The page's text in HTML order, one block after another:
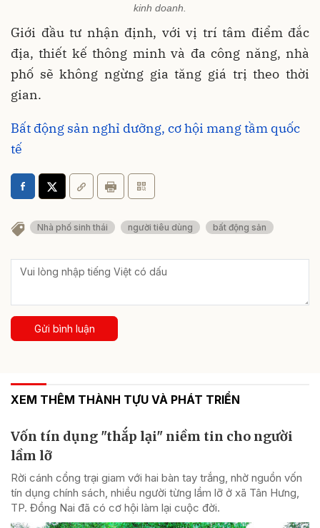
kinh doanh.
Giới đầu tư nhận định, với vị trí tâm điểm đắc
địa, thiết kế thông minh và đa công năng, nhà
phố sẽ không ngừng gia tăng giá trị theo thời
gian.
Bất động sản nghỉ dưỡng, cơ hội mang tầm quốc
tế
Nhà phố sinh thái người tiêu dùng bất động sản
Gửi bình luận
XEM THÊM THÀNH TỰU VÀ PHÁT TRIỂN
Vốn tín dụng "thắp lại" niềm tin cho người
lầm lỡ
Rời cánh cổng trại giam với hai bàn tay trắng, nhờ nguồn vốn
tín dụng chính sách, nhiều người từng lầm lỡ ở xã Tân Hưng,
TP. Đồng Nai đã có cơ hội làm lại cuộc đời.